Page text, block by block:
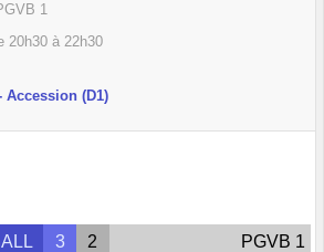
1
20h30 à 22h30
Accession (D1)
3 2 PGVB 1